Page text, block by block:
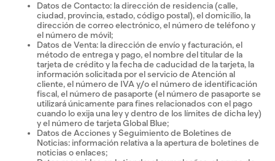
Datos de Contacto: la dirección de residencia (calle,
ciudad, provincia, estado, código postal), el domicilio, la
dirección de correo electrónico, el número de teléfono y
el número de móvil;
Datos de Venta: la dirección de envío y facturación, el
método de entrega y pago, el nombre del titular de la
tarjeta de crédito y la fecha de caducidad de la tarjeta, la
información solicitada por el servicio de Atención al
cliente, el número de IVA y/o el número de identificación
fiscal, el número de pasaporte (el número de pasaporte se
utilizará únicamente para fines relacionados con el pago
cuando lo exija una ley y dentro de los límites de dicha ley)
y el número de tarjeta Global Blue;
Datos de Acciones y Seguimiento de Boletines de
Noticias: información relativa a la apertura de boletines de
noticias o enlaces;